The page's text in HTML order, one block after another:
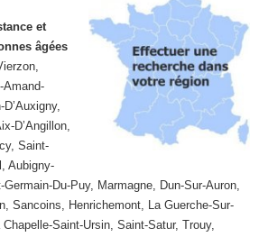
et
âgées
Amand-
D’Angillon,
Saint-
Aubigny-
Du-Puy, Marmagne, Dun-Sur-Auron,
Sancoins, Henrichemont, La Guerche-Sur-
Chapelle-Saint-Ursin, Saint-Satur, Trouy,